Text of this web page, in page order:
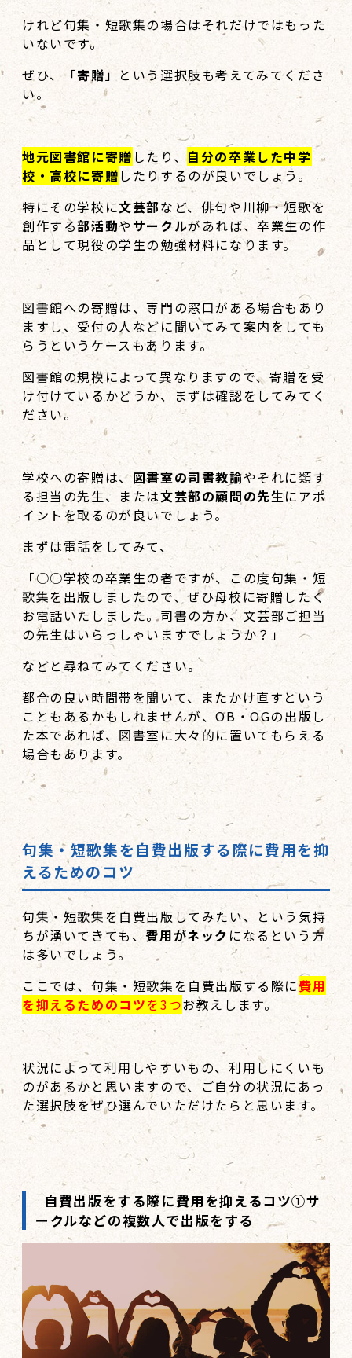
けれど句集・短歌集の場合はそれだけではもった
いないです。
ぜひ、「寄贈 」という選択肢も考えてみてくださ
い。
地元図書館に寄贈 したり、自分の卒業した中学
校・高校に寄贈したりするのが良いでしょう。
特にその学校に文芸部など、俳句や川柳・短歌を
創作する部活動やサークルがあれば、卒業生の作
品として現役の学生の勉強材料になります。
図書館への寄贈は、専門の窓口がある場合もあり
ますし、受付の人などに聞いてみて案内をしても
らうというケースもあります。
図書館の規模によって異なりますので、寄贈を受
け付けているかどうか、まずは確認をしてみてく
ださい。
学校への寄贈は、図書室の司書教諭やそれに類す
る担当の先生、または文芸部の顧問の先生にアポ
イントを取るのが良いでしょう。
まずは電話をしてみて、
「○○学校の卒業生の者ですが、この度句集・短
歌集を出版しましたので、ぜひ母校に寄贈したく
お電話いたしました。司書の方か、文芸部ご担当
の先生はいらっしゃいますでしょうか？」
などと尋ねてみてください。
都合の良い時間帯を聞いて、またかけ直すという
こともあるかもしれませんが、OB・OGの出版し
た本であれば、図書室に大々的に置いてもらえる
場合もあります。
句集・短歌集を自費出版する際に費用を抑
えるためのコツ
句集・短歌集を自費出版してみたい、という気持
ちが湧いてきても、費用がネック になるという方
は多いでしょう。
ここでは、句集・短歌集を自費出版する際に費用
を抑えるためのコツを3つお教えします。
状況によって利用しやすいもの、利用しにくいも
のがあるかと思いますので、ご自分の状況にあっ
た選択肢をぜひ選んでいただけたらと思います。
自費出版をする際に費用を抑えるコツ①サ
ークルなどの複数人で出版をする